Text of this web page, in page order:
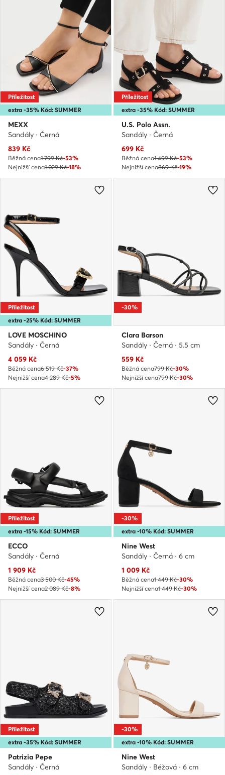
extra -35% Kód: SUMMER
Příležitost
MEXX
Sandály · Černá
Aktuální cena
839 Kč
Běžná cena1 799 Kč-53%
Nejnižší cena1 029 Kč-18%
extra -35% Kód: SUMMER
Příležitost
U.S. Polo Assn.
Sandály · Černá
Aktuální cena
699 Kč
Běžná cena1 499 Kč-53%
Nejnižší cena869 Kč-19%
extra -25% Kód: SUMMER
Příležitost
LOVE MOSCHINO
Sandály · Černá
Aktuální cena
4 059 Kč
Běžná cena6 519 Kč-37%
Nejnižší cena4 289 Kč-5%
-30%
Clara Barson
Sandály · Černá · 5.5 cm
Aktuální cena
559 Kč
Běžná cena799 Kč-30%
Nejnižší cena799 Kč-30%
extra -15% Kód: SUMMER
Příležitost
ECCO
Sandály · Černá
Aktuální cena
1 909 Kč
Běžná cena3 500 Kč-45%
Nejnižší cena2 089 Kč-8%
extra -10% Kód: SUMMER
-30%
Nine West
Sandály · Černá · 6 cm
Aktuální cena
1 009 Kč
Běžná cena1 449 Kč-30%
Nejnižší cena1 449 Kč-30%
extra -35% Kód: SUMMER
Příležitost
Patrizia Pepe
Sandály · Černá
extra -10% Kód: SUMMER
-30%
Nine West
Sandály · Béžová · 6 cm